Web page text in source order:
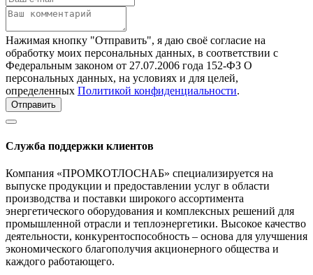
Нажимая кнопку "Отправить", я даю своё согласие на
обработку моих персональных данных, в соответствии с
Федеральным законом от 27.07.2006 года 152-ФЗ О
персональных данных, на условиях и для целей,
определенных Политикой конфиденциальности.
Отправить
Служба поддержки клиентов
Компания «ПРОМКОТЛОСНАБ» специализируется на
выпуске продукции и предоставлении услуг в области
производства и поставки широкого ассортимента
энергетического оборудования и комплексных решений для
промышленной отрасли и теплоэнергетики. Высокое качество
деятельности, конкурентоспособность – основа для улучшения
экономического благополучия акционерного общества и
каждого работающего.